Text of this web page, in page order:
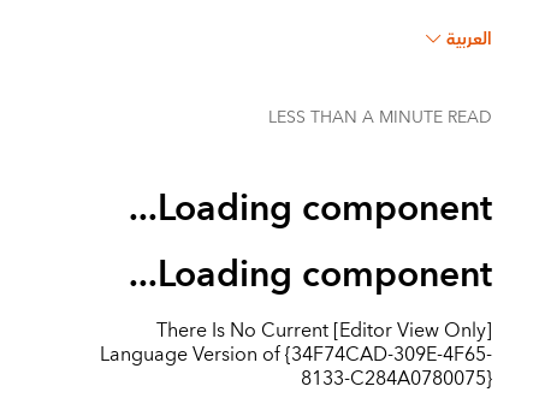
العربية
LESS THAN A MINUTE READ
Loading component...
Loading component...
[Editor View Only]
There Is No Current
Language Version of{34F74CAD-309E-4F65-
8133-C284A0780075}